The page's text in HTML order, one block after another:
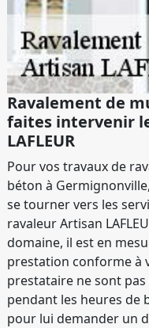
Ravalement de
faites intervenir
LAFLEUR
Pour vos travaux de
béton à
se tourner vers les
ravaleur Artisan
domaine, il est en
prestation conforme à
prestataire ne sont pas
pendant les heures de
pour lui demander un